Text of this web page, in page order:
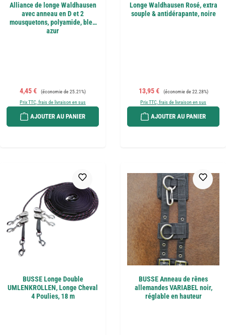
Alliance de longe Waldhausen
avec anneau en D et 2
mousquetons, polyamide, bleu
azur
Prix de vente :
4,45 € Prix régulier :
(économie de 25.21%)
Prix TTC, frais de livraison en sus
AJOUTER AU PANIER
Longe Waldhausen Rosé, extra
souple & antidérapante, noire
Prix de vente :
13,95 € Prix régulier :
(économie de 22.28%)
Prix TTC, frais de livraison en sus
AJOUTER AU PANIER
BUSSE Longe Double
UMLENKROLLEN, Longe Cheval
4 Poulies, 18 m
BUSSE Anneau de rênes
allemandes VARIABEL noir,
réglable en hauteur